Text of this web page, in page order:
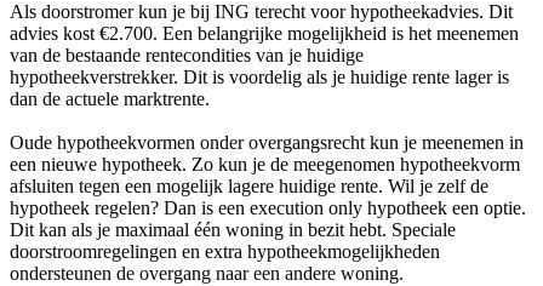
Als doorstromer kun je bij ING terecht voor hypotheekadvies. Dit
advies kost €2.700. Een belangrijke mogelijkheid is het meenemen
van de bestaande rentecondities van je huidige
hypotheekverstrekker. Dit is voordelig als je huidige rente lager is
dan de actuele marktrente.
Oude hypotheekvormen onder overgangsrecht kun je meenemen in
een nieuwe hypotheek. Zo kun je de meegenomen hypotheekvorm
afsluiten tegen een mogelijk lagere huidige rente. Wil je zelf de
hypotheek regelen? Dan is een execution only hypotheek een optie.
Dit kan als je maximaal één woning in bezit hebt. Speciale
doorstroomregelingen en extra hypotheekmogelijkheden
ondersteunen de overgang naar een andere woning.